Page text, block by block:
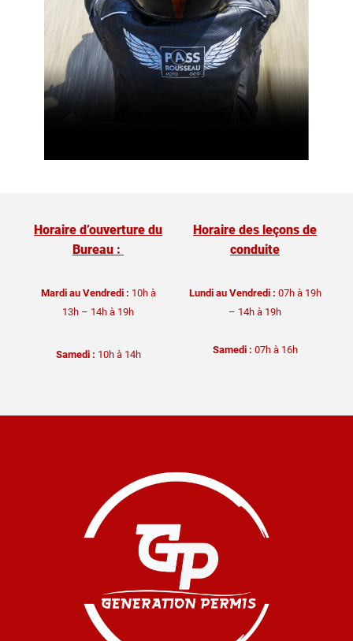
Horaire d’ouverture du
Bureau :
Mardi au Vendredi : 10h à
13h – 14h à 19h
Samedi : 10h à 14h
Horaire des leçons de
conduite
Lundi au Vendredi : 07h à 19h
– 14h à 19h
Samedi : 07h à 16h